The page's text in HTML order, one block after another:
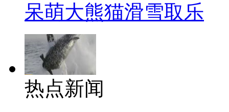
呆萌大熊猫滑雪取乐
热点新闻